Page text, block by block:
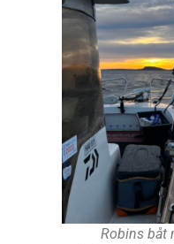
Robins båt